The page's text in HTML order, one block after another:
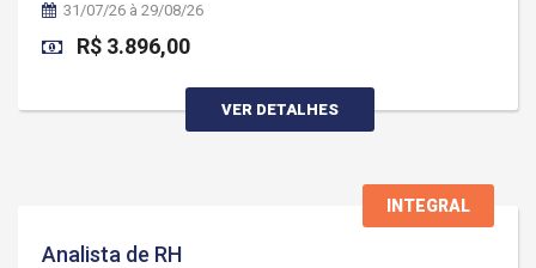
31/07/26 à 29/08/26
R$ 3.896,00
VER DETALHES
INTEGRAL
Analista de RH